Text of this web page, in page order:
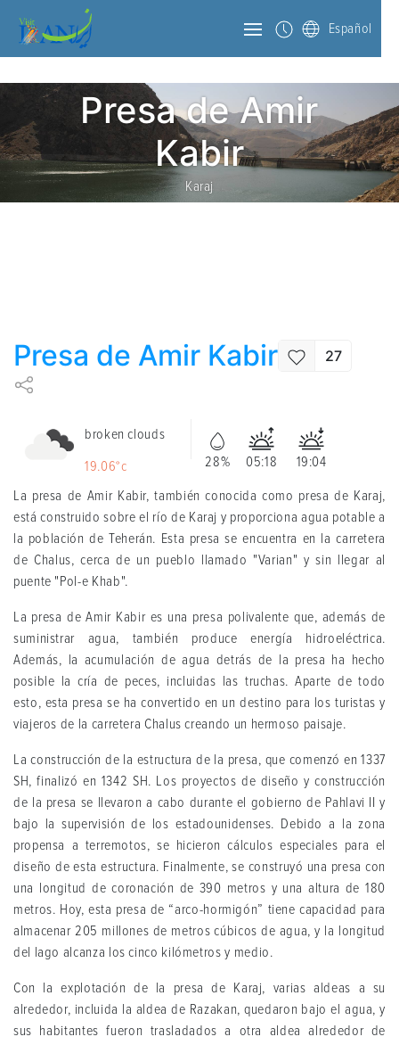
Español
Presa de Amir
Kabir
Karaj
Presa de Amir Kabir 27
broken clouds
19.06°c
28% 05:18
19:04
La presa de Amir Kabir, también conocida como presa de Karaj,
está construido sobre el río de Karaj y proporciona agua potable a
la población de Teherán. Esta presa se encuentra en la carretera
de Chalus, cerca de un pueblo llamado "Varian" y sin llegar al
puente "Pol-e Khab".
La presa de Amir Kabir es una presa polivalente que, además de
suministrar agua, también produce energía hidroeléctrica.
Además, la acumulación de agua detrás de la presa ha hecho
posible la cría de peces, incluidas las truchas. Aparte de todo
esto, esta presa se ha convertido en un destino para los turistas y
viajeros de la carretera Chalus creando un hermoso paisaje.
La construcción de la estructura de la presa, que comenzó en 1337
SH, finalizó en 1342 SH. Los proyectos de diseño y construcción
de la presa se llevaron a cabo durante el gobierno de Pahlavi II y
bajo la supervisión de los estadounidenses. Debido a la zona
propensa a terremotos, se hicieron cálculos especiales para el
diseño de esta estructura. Finalmente, se construyó una presa con
una longitud de coronación de 390 metros y una altura de 180
metros. Hoy, esta presa de “arco-hormigón” tiene capacidad para
almacenar 205 millones de metros cúbicos de agua, y la longitud
del lago alcanza los cinco kilómetros y medio.
Con la explotación de la presa de Karaj, varias aldeas a su
alrededor, incluida la aldea de Razakan, quedaron bajo el agua, y
sus habitantes fueron trasladados a otra aldea alrededor de